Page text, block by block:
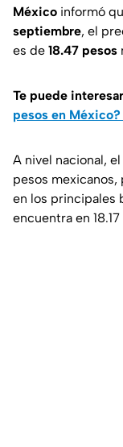
México informó
septiembre, el
es de 18.47 pesos
Te puede
pesos en
A nivel nacional, el
pesos
en los principales
encuentra en